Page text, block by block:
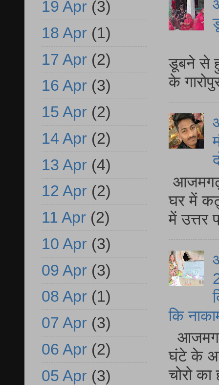
डूबने से
के
घर में
में
कि
घंटे के
चोरो
19 Apr (3)
18 Apr (1)
17 Apr (2)
16 Apr (3)
15 Apr (2)
14 Apr (2)
13 Apr (4)
12 Apr (2)
11 Apr (2)
10 Apr (3)
09 Apr (3)
08 Apr (1)
07 Apr (3)
06 Apr (2)
05 Apr (3)